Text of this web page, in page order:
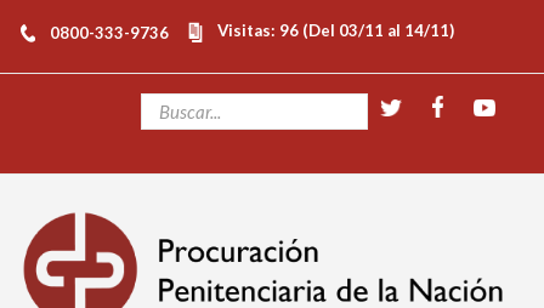
0800-333-9736 Visitas: 96 (Del 03/11 al 14/11)